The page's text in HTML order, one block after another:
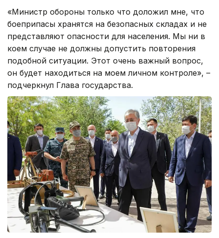
«Министр обороны только что доложил мне, что
боеприпасы хранятся на безопасных складах и не
представляют опасности для населения. Мы ни в
коем случае не должны допустить повторения
подобной ситуации. Этот очень важный вопрос,
он будет находиться на моем личном контроле», –
подчеркнул Глава государства.